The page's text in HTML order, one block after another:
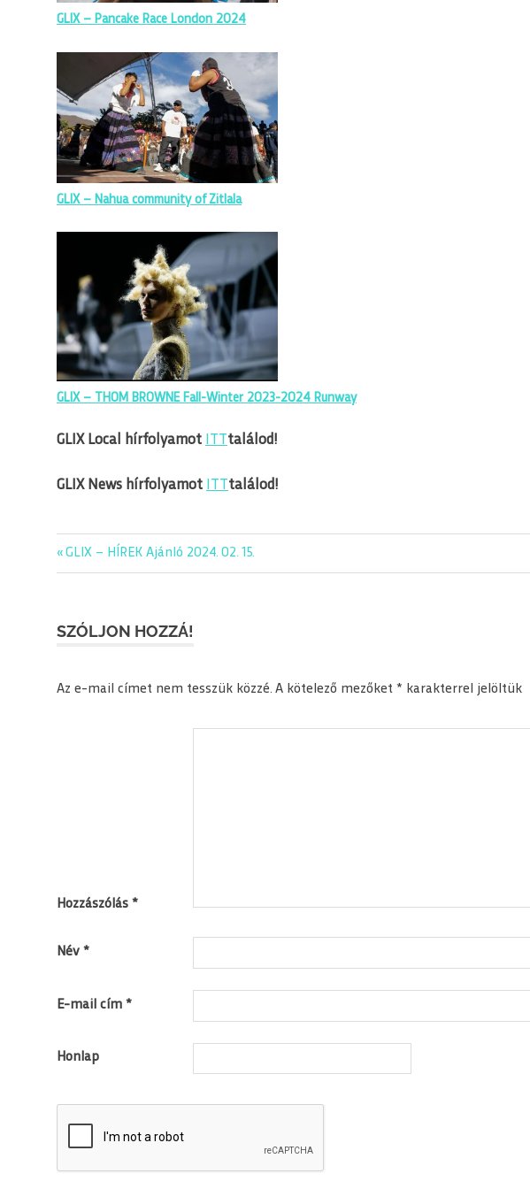
GLIX – Pancake Race London 2024
GLIX – Nahua community of Zitlala
GLIX – THOM BROWNE Fall-Winter 2023-2024 Runway
GLIX Local hírfolyamot ITT találod!
GLIX News hírfolyamot találod!
editorial
glix
Bejegyzés
Previous
Post:
GLIX – HÍREK Ajánló 2024. 02. 15.
SZÓLJON HOZZÁ!
Az e-mail címet nem tesszük közzé. A kötelező mezőket * karakterrel jelöltük
Hozzászólás *
Név *
E-mail cím *
Honlap